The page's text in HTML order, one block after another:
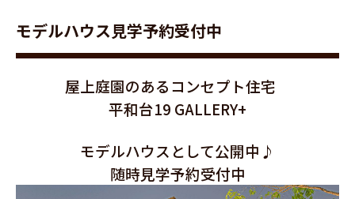
モデルハウス見学予約受付中
屋上庭園のあるコンセプト住宅
平和台19 GALLERY+
モデルハウスとして公開中♪
随時見学予約受付中